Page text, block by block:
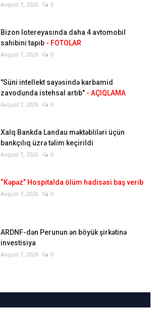
Avqust 7, 2026 0
Bizon lotereyasında daha 4 avtomobil
sahibini tapıb - FOTOLAR
Avqust 7, 2026 0
"Süni intellekt sayəsində karbamid
zavodunda istehsal artıb" - AÇIQLAMA
Avqust 7, 2026 0
Xalq Bankda Landau məktəbliləri üçün
bankçılıq üzrə təlim keçirildi
Avqust 7, 2026 0
“Kəpəz” Hospitalda ölüm hadisəsi baş verib
Avqust 7, 2026 0
ARDNF-dən Perunun ən böyük şirkətinə
investisiya
Avqust 7, 2026 0